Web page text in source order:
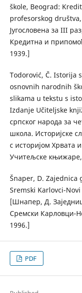
škole, Beograd:
profesorskog
Југословена за III
Кредитна и
1939.]
Todorović, Č. Istorija
osnovnih narodnih
slikama u tekstu s
Izdanje Učiteljske
српског народа за
школа. Историјске
с историјом Хрвата
Учитељске
Šnaper, D.
Sremski Karlovci-
[Шнапер, Д.
Сремски Карловци-
1996.]
PDF